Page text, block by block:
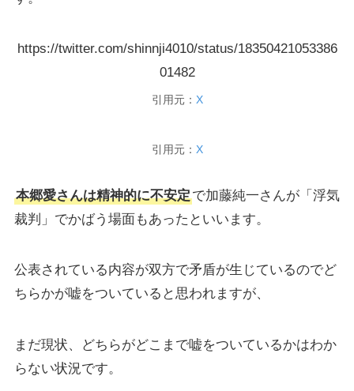
https://twitter.com/shinnji4010/status/18350421053386
01482
引用元： X
引用元： X
本郷愛さんは精神的に不安定で加藤純一さんが「浮気
裁判」でかばう場面もあったといいます。
公表されている内容が双方で矛盾が生じているのでど
ちらかが嘘をついていると思われますが、
まだ現状、どちらがどこまで嘘をついているかはわか
らない状況です。